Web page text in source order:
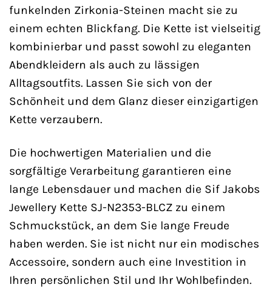
funkelnden Zirkonia-Steinen macht sie zu
einem echten Blickfang. Die Kette ist vielseitig
kombinierbar und passt sowohl zu eleganten
Abendkleidern als auch zu lässigen
Alltagsoutfits. Lassen Sie sich von der
Schönheit und dem Glanz dieser einzigartigen
Kette verzaubern.
Die hochwertigen Materialien und die
sorgfältige Verarbeitung garantieren eine
lange Lebensdauer und machen die Sif Jakobs
Jewellery Kette SJ-N2353-BLCZ zu einem
Schmuckstück, an dem Sie lange Freude
haben werden. Sie ist nicht nur ein modisches
Accessoire, sondern auch eine Investition in
Ihren persönlichen Stil und Ihr Wohlbefinden.